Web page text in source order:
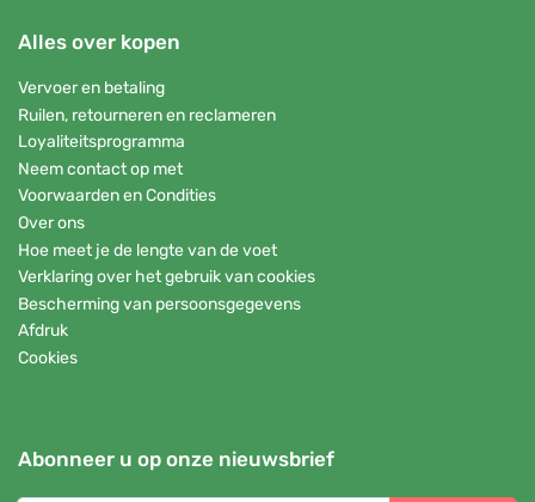
Alles over kopen
Vervoer en betaling
Ruilen, retourneren en reclameren
Loyaliteitsprogramma
Neem contact op met
Voorwaarden en Condities
Over ons
Hoe meet je de lengte van de voet
Verklaring over het gebruik van cookies
Bescherming van persoonsgegevens
Afdruk
Cookies
Abonneer u op onze nieuwsbrief